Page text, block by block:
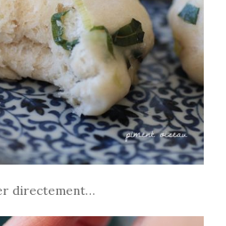
directement…